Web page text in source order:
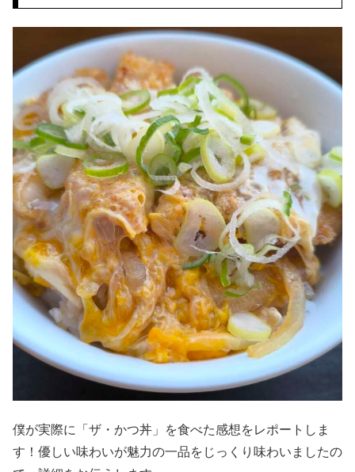
僕が実際に「ザ・かつ丼」を食べた感想をレポートしま
す！優しい味わいが魅力の一品をじっくり味わいましたの